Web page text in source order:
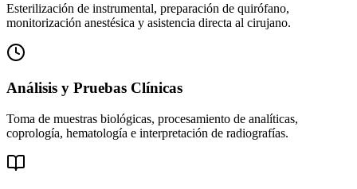
Esterilización de instrumental, preparación de quirófano,
monitorización anestésica y asistencia directa al cirujano.
Análisis y Pruebas Clínicas
Toma de muestras biológicas, procesamiento de analíticas,
coprología, hematología e interpretación de radiografías.